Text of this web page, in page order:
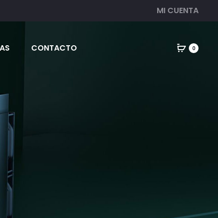
MI CUENTA
CONTACTO 0